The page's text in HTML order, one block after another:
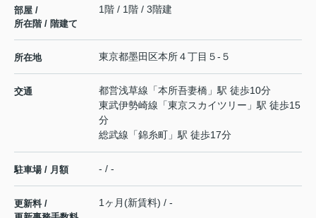
部屋 /
所在階 / 階建て
1階 / 1階 / 3階建
所在地 東京都墨田区本所４丁目５-５
交通 都営浅草線 「本所吾妻橋 」駅 徒歩10分
東武伊勢崎線 「東京スカイツリー 」駅 徒歩15
分
総武線 「錦糸町 」駅 徒歩17分
駐車場 / 月額 - / -
更新料 /
1ヶ月(新賃料) / -